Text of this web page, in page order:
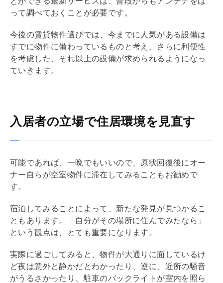
って調べておくことが必要です。
今後の賃貸物件選びでは、今までに人気がある設備は
すでに物件に備わっているものと考え、さらに利便性
を考慮した、それ以上の設備が求められるようになっ
ていきます。
入居者の立場で住居環境を見直す
可能であれば、一晩でもいいので、原状回復後にオー
ナー自らが空室物件に滞在してみることもお勧めで
す。
宿泊してみることによって、新たな発見が見つかるこ
ともあります。「自分がその場所に住んでみたなら」
という観点は、とても重要になります。
実際に過ごしてみると、物件が大通りに面しているけ
ど夜は意外と静かだとわかったり、逆に、近所の騒音
がうるさかったり、駐車のバックライトが室内を照ら